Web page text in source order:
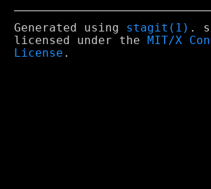
Generated using stagit(1) .
licensed under the
MIT/X
License .